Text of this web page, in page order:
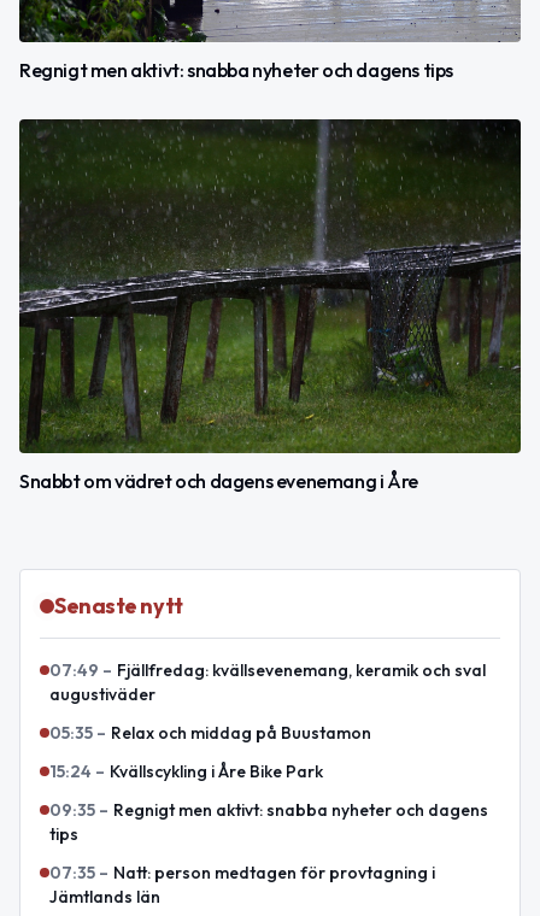
Regnigt men aktivt: snabba nyheter och dagens tips
Snabbt om vädret och dagens evenemang i Åre
Senaste nytt
07:49 – Fjällfredag: kvällsevenemang, keramik och sval
augustiväder
05:35 – Relax och middag på Buustamon
15:24 – Kvällscykling i Åre Bike Park
09:35 – Regnigt men aktivt: snabba nyheter och dagens
tips
07:35 – Natt: person medtagen för provtagning i
Jämtlands län